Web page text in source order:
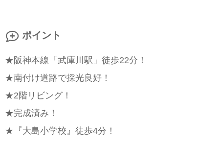
ポイント
★阪神本線「武庫川駅」徒歩22分！
★南付け道路で採光良好！
★2階リビング！
★完成済み！
★『大島小学校』徒歩4分！